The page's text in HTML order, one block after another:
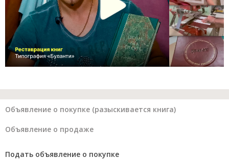
Объявление о покупке (разыскивается книга)
Объявление о продаже
Подать объявление о покупке